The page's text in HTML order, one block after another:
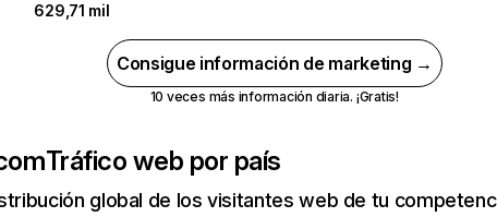
629,71 mil
Consigue información de marketing →
10 veces más información diaria. ¡Gratis!
Tráfico web por país
global de los visitantes web de tu